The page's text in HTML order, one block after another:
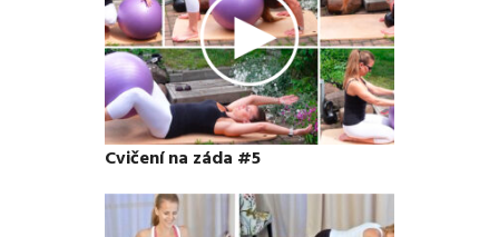
Cvičení na záda #5